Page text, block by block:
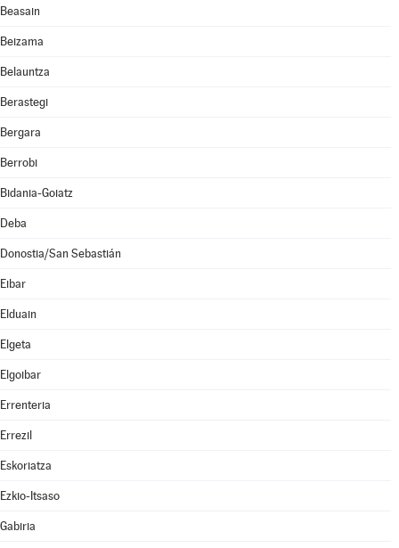
Beasain
Beizama
Belauntza
Berastegi
Bergara
Berrobi
Bidania-Goiatz
Deba
Donostia/San Sebastián
Eibar
Elduain
Elgeta
Elgoibar
Errenteria
Errezil
Eskoriatza
Ezkio-Itsaso
Gabiria